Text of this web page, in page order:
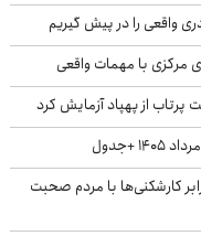
واقعی را در پیش گیریم
از پهپاد آزمایش کرد
کارشکنی‌ها با مردم صحبت